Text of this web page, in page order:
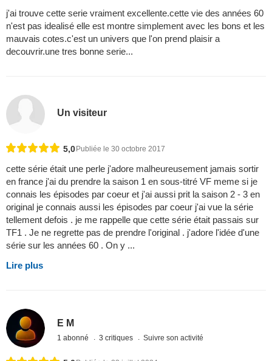
j'ai trouve cette serie vraiment excellente.cette vie des années 60
n'est pas idealisé elle est montre simplement avec les bons et les
mauvais cotes.c'est un univers que l'on prend plaisir a
decouvrir.une tres bonne serie...
Un visiteur
5,0 Publiée le 30 octobre 2017
cette série était une perle j'adore malheureusement jamais sortir
en france j'ai du prendre la saison 1 en sous-titré VF meme si je
connais les épisodes par coeur et j'ai aussi prit la saison 2 - 3 en
original je connais aussi les épisodes par coeur j'ai vue la série
tellement defois . je me rappelle que cette série était passais sur
TF1 . Je ne regrette pas de prendre l'original . j'adore l'idée d'une
série sur les années 60 . On y ...
Lire plus
E M
1 abonné 3 critiques Suivre son activité